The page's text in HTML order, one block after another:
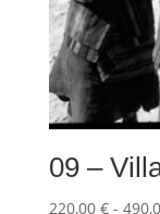
09 –
220,00 € -